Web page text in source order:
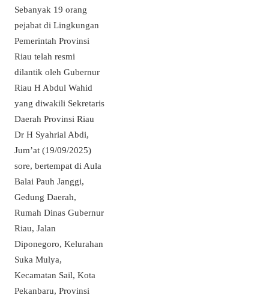
Sebanyak 19 orang
pejabat di Lingkungan
Pemerintah Provinsi
Riau telah resmi
dilantik oleh Gubernur
Riau H Abdul Wahid
yang diwakili Sekretaris
Daerah Provinsi Riau
Dr H Syahrial Abdi,
Jum’at (19/09/2025)
sore, bertempat di Aula
Balai Pauh Janggi,
Gedung Daerah,
Rumah Dinas Gubernur
Riau, Jalan
Diponegoro, Kelurahan
Suka Mulya,
Kecamatan Sail, Kota
Pekanbaru, Provinsi